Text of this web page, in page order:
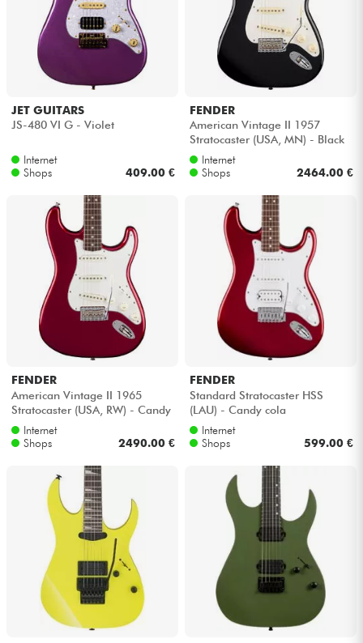
JET GUITARS
JS-480 VI G - Violet
Internet
Shops
409.00 €
FENDER
American Vintage II 1957
Stratocaster (USA, MN) - Black
Internet
Shops
2464.00 €
FENDER
American Vintage II 1965
Stratocaster (USA, RW) - Candy
apple red
Internet
Shops
2490.00 €
FENDER
Standard Stratocaster HSS
(LAU) - Candy cola
Internet
Shops
599.00 €